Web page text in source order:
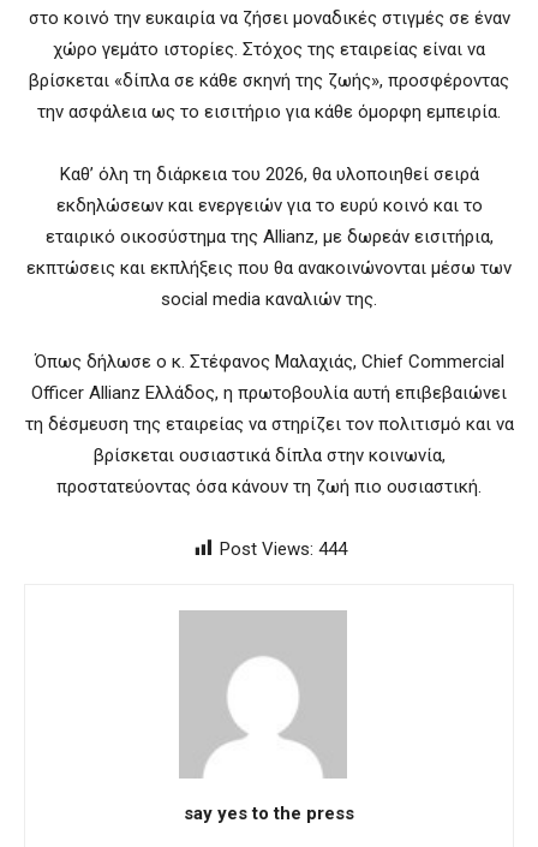
στο κοινό την ευκαιρία να ζήσει μοναδικές στιγμές σε έναν
χώρο γεμάτο ιστορίες. Στόχος της εταιρείας είναι να
βρίσκεται «δίπλα σε κάθε σκηνή της ζωής», προσφέροντας
την ασφάλεια ως το εισιτήριο για κάθε όμορφη εμπειρία.
Καθ’ όλη τη διάρκεια του 2026, θα υλοποιηθεί σειρά
εκδηλώσεων και ενεργειών για το ευρύ κοινό και το
εταιρικό οικοσύστημα της Allianz, με δωρεάν εισιτήρια,
εκπτώσεις και εκπλήξεις που θα ανακοινώνονται μέσω των
social media καναλιών της.
Όπως δήλωσε ο κ. Στέφανος Μαλαχιάς, Chief Commercial
Officer Allianz Ελλάδος, η πρωτοβουλία αυτή επιβεβαιώνει
τη δέσμευση της εταιρείας να στηρίζει τον πολιτισμό και να
βρίσκεται ουσιαστικά δίπλα στην κοινωνία,
προστατεύοντας όσα κάνουν τη ζωή πιο ουσιαστική.
Post Views: 444
say yes to the press